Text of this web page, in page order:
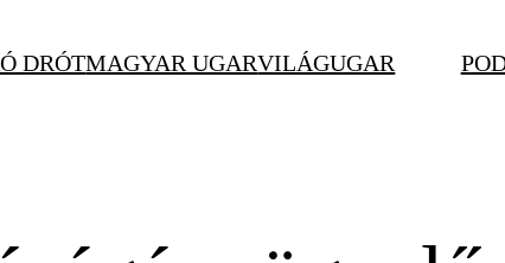
DRÓTMAGYAR UGARVILÁGUGAR